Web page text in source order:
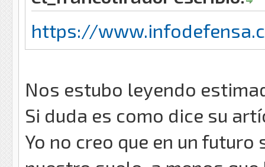
https://
Nos estubo leyendo
Si duda es como dice su
Yo no creo que en un